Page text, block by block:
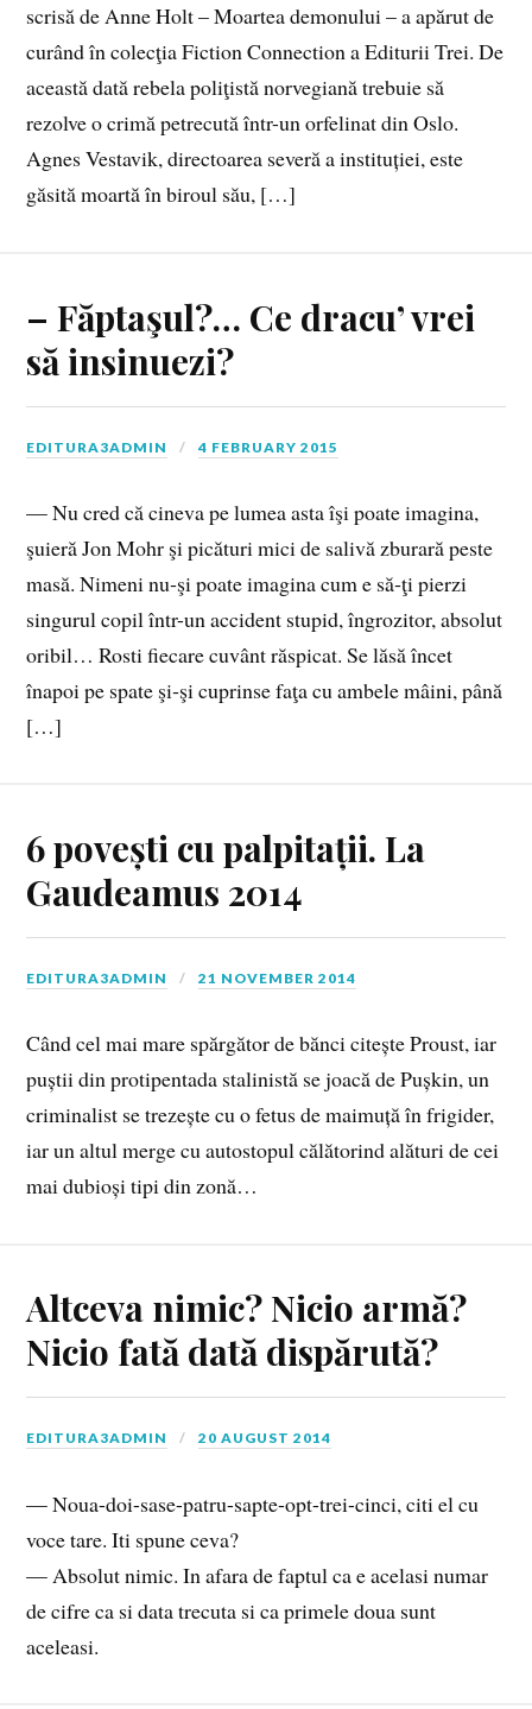
scrisă de Anne Holt – Moartea demonului – a apărut de
curând în colecţia Fiction Connection a Editurii Trei. De
această dată rebela poliţistă norvegiană trebuie să
rezolve o crimă petrecută într-un orfelinat din Oslo.
Agnes Vestavik, directoarea severă a instituției, este
găsită moartă în biroul său, […]
– Făptaşul?… Ce dracu’ vrei
să insinuezi?
EDITURA3ADMIN 4 FEBRUARY 2015
— Nu cred că cineva pe lumea asta îşi poate imagina,
şuieră Jon Mohr şi picături mici de salivă zburară peste
masă. Nimeni nu‑şi poate imagina cum e să‑ţi pierzi
singurul copil într-un accident stupid, îngrozitor, absolut
oribil… Rosti fiecare cuvânt răspicat. Se lăsă încet
înapoi pe spate şi‑şi cuprinse faţa cu ambele mâini, până
[…]
6 povești cu palpitații. La
Gaudeamus 2014
EDITURA3ADMIN 21 NOVEMBER 2014
Când cel mai mare spărgător de bănci citește Proust, iar
puștii din protipentada stalinistă se joacă de Pușkin, un
criminalist se trezește cu o fetus de maimuță în frigider,
iar un altul merge cu autostopul călătorind alături de cei
mai dubioși tipi din zonă…
Altceva nimic? Nicio armă?
Nicio fată dată dispărută?
EDITURA3ADMIN 20 AUGUST 2014
— Noua-doi-sase-patru-sapte-opt-trei-cinci, citi el cu
voce tare. Iti spune ceva?
— Absolut nimic. In afara de faptul ca e acelasi numar
de cifre ca si data trecuta si ca primele doua sunt
aceleasi.